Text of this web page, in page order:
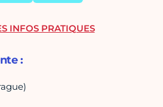
:
INFOS PRATIQUES